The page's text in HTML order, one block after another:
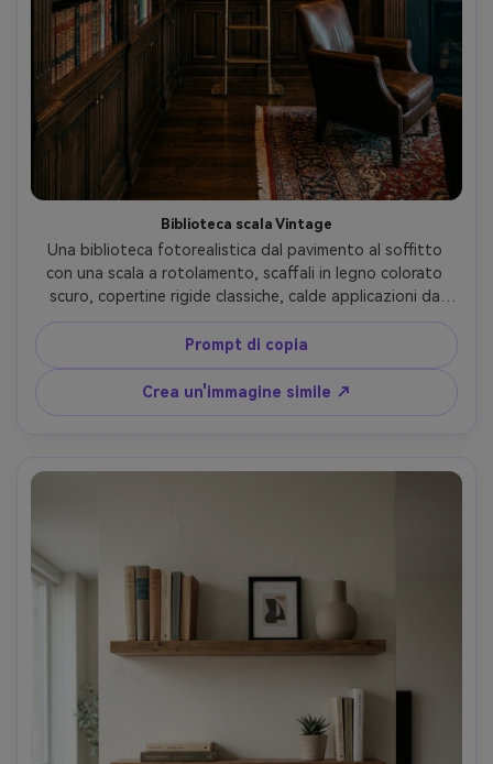
Biblioteca scala Vintage
Una biblioteca fotorealistica dal pavimento al soffitto
con una scala a rotolamento, scaffali in legno colorato
scuro, copertine rigide classiche, calde applicazioni da
parete, lussuosa atmosfera del vecchio mondo, scattata
su Nikon Z8 24mm f/2.0, ampia cornice verticale,
composizione simmetrica, venatura dettagliata del legno,
toni caldi cinematografici- -ar 4:5
Prompt di copia
Crea un'immagine simile ↗